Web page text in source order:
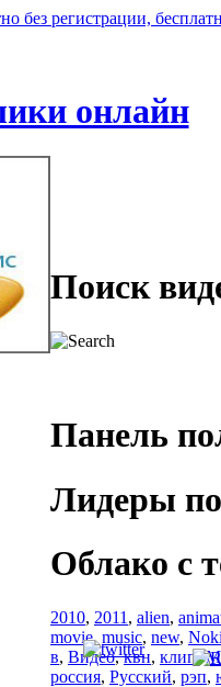
онлайн
Поиск
Панель
Лидеры
Облако с
2010, 2011 , alien,
movie, music, new,
в, Видео,квн, клип,
россия, Русский, рэп,